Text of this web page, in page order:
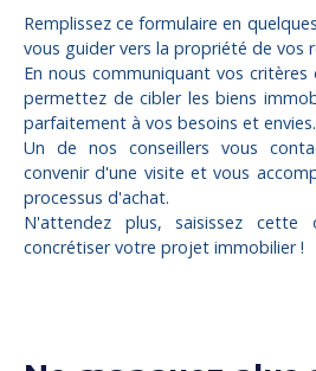
Remplissez ce formulaire en
vous guider vers la propriété de vos
En nous communiquant vos critères
permettez de cibler les biens
parfaitement à vos besoins et envies.
Un de nos conseillers vous
convenir d'une visite et vous
processus d'achat.
N'attendez plus, saisissez cette
concrétiser votre projet immobilier !